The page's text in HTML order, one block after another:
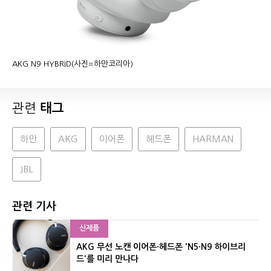
AKG N9 HYBRID(사진=하만코리아)
관련 태그
하만 AKG 이어폰 헤드폰 HARMAN
JBL
관련 기사
신제품
AKG 무선 노캔 이어폰·헤드폰 'N5·N9 하이브리
드'를 미리 만나다